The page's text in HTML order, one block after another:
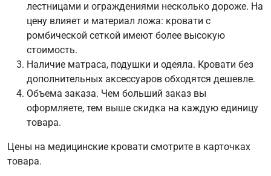
лестницами и ограждениями несколько дороже. На
цену влияет и материал ложа: кровати с
ромбической сеткой имеют более высокую
стоимость.
Наличие матраса, подушки и одеяла. Кровати без
дополнительных аксессуаров обходятся дешевле.
Объема заказа. Чем больший заказ вы
оформляете, тем выше скидка на каждую единицу
товара.
Цены на медицинские кровати смотрите в карточках
товара.